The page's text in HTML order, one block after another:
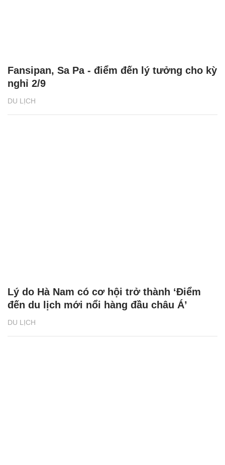
DU LỊCH
Fansipan, Sa Pa - điểm đến lý tưởng cho kỳ
nghỉ 2/9
DU LỊCH
Lý do Hà Nam có cơ hội trở thành ‘Điểm
đến du lịch mới nổi hàng đầu châu Á’